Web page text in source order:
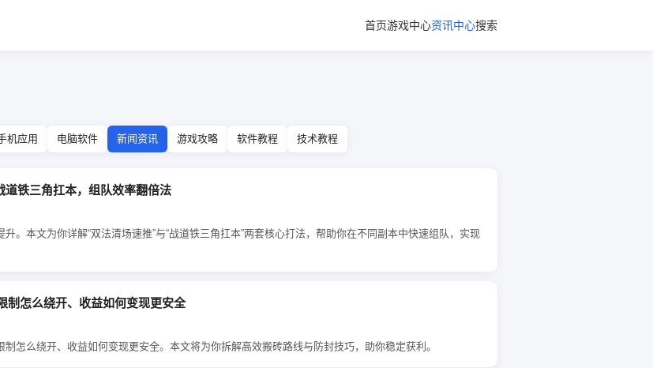
首页游戏中心资讯中心搜索
机应用 电脑软件 新闻资讯 游戏攻略 软件教程 技术教程
铁三角扛本，组队效率翻倍法
。本文为你详解“双法清场速推”与“战道铁三角扛本”两套核心打法，帮助你在不同副本中快速组队，实现
制怎么绕开、收益如何变现更安全
怎么绕开、收益如何变现更安全。本文将为你拆解高效搬砖路线与防封技巧，助你稳定获利。